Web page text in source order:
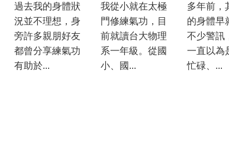
過去我的身體狀
況並不理想，身
旁許多親朋好友
都曾分享練氣功
有助於...
我從小就在太極
門修練氣功，目
前就讀台大物理
系一年級。從國
小、國...
多年前，
的身體早
不少警訊
一直以為
忙碌、...